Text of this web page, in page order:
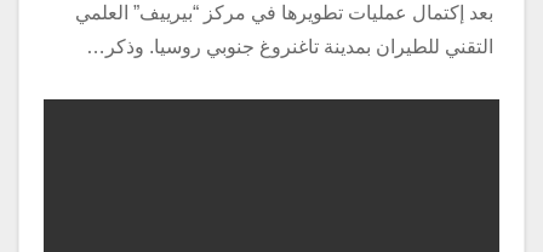
بعد إكتمال عمليات تطويرها في مركز “بيرييف” العلمي
التقني للطيران بمدينة تاغنروغ جنوبي روسيا. وذكر…